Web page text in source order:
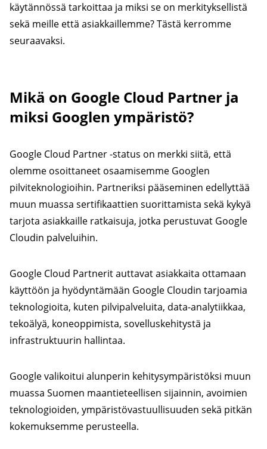
käytännössä tarkoittaa ja miksi se on merkityksellistä
sekä meille että asiakkaillemme? Tästä kerromme
seuraavaksi.
Mikä on Google Cloud Partner ja
miksi Googlen ympäristö?
Google Cloud Partner -status on merkki siitä, että
olemme osoittaneet osaamisemme Googlen
pilviteknologioihin. Partneriksi pääseminen edellyttää
muun muassa sertifikaattien suorittamista sekä kykyä
tarjota asiakkaille ratkaisuja, jotka perustuvat Google
Cloudin palveluihin.
Google Cloud Partnerit auttavat asiakkaita ottamaan
käyttöön ja hyödyntämään Google Cloudin tarjoamia
teknologioita, kuten pilvipalveluita, data-analytiikkaa,
tekoälyä, koneoppimista, sovelluskehitystä ja
infrastruktuurin hallintaa.
Google valikoitui alunperin kehitysympäristöksi muun
muassa Suomen maantieteellisen sijainnin, avoimien
teknologioiden, ympäristövastuullisuuden sekä pitkän
kokemuksemme perusteella.